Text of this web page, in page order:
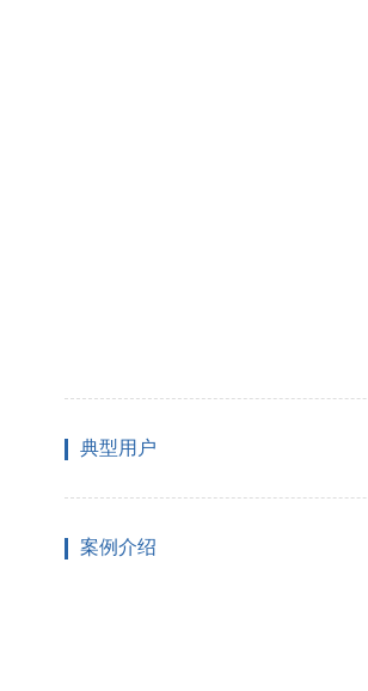
典型用户
案例介绍